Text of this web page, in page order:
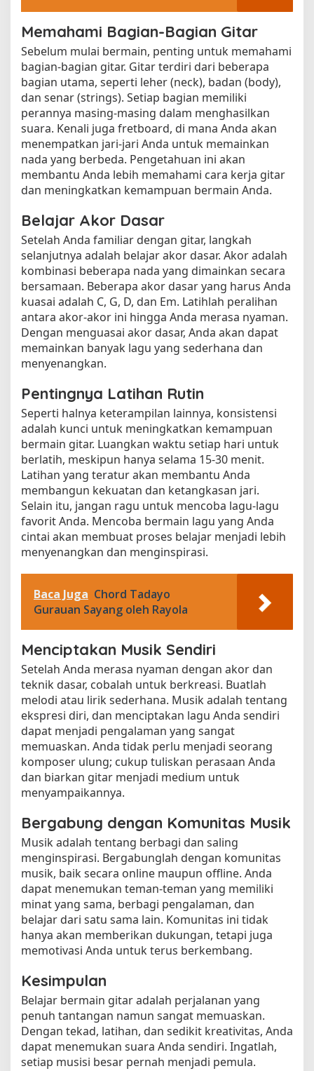
Memahami Bagian-Bagian Gitar
Sebelum mulai bermain, penting untuk memahami
bagian-bagian gitar. Gitar terdiri dari beberapa
bagian utama, seperti leher (neck), badan (body),
dan senar (strings). Setiap bagian memiliki
perannya masing-masing dalam menghasilkan
suara. Kenali juga fretboard, di mana Anda akan
menempatkan jari-jari Anda untuk memainkan
nada yang berbeda. Pengetahuan ini akan
membantu Anda lebih memahami cara kerja gitar
dan meningkatkan kemampuan bermain Anda.
Belajar Akor Dasar
Setelah Anda familiar dengan gitar, langkah
selanjutnya adalah belajar akor dasar. Akor adalah
kombinasi beberapa nada yang dimainkan secara
bersamaan. Beberapa akor dasar yang harus Anda
kuasai adalah C, G, D, dan Em. Latihlah peralihan
antara akor-akor ini hingga Anda merasa nyaman.
Dengan menguasai akor dasar, Anda akan dapat
memainkan banyak lagu yang sederhana dan
menyenangkan.
Pentingnya Latihan Rutin
Seperti halnya keterampilan lainnya, konsistensi
adalah kunci untuk meningkatkan kemampuan
bermain gitar. Luangkan waktu setiap hari untuk
berlatih, meskipun hanya selama 15-30 menit.
Latihan yang teratur akan membantu Anda
membangun kekuatan dan ketangkasan jari.
Selain itu, jangan ragu untuk mencoba lagu-lagu
favorit Anda. Mencoba bermain lagu yang Anda
cintai akan membuat proses belajar menjadi lebih
menyenangkan dan menginspirasi.
Baca Juga Chord Tadayo
Gurauan Sayang oleh Rayola
Menciptakan Musik Sendiri
Setelah Anda merasa nyaman dengan akor dan
teknik dasar, cobalah untuk berkreasi. Buatlah
melodi atau lirik sederhana. Musik adalah tentang
ekspresi diri, dan menciptakan lagu Anda sendiri
dapat menjadi pengalaman yang sangat
memuaskan. Anda tidak perlu menjadi seorang
komposer ulung; cukup tuliskan perasaan Anda
dan biarkan gitar menjadi medium untuk
menyampaikannya.
Bergabung dengan Komunitas Musik
Musik adalah tentang berbagi dan saling
menginspirasi. Bergabunglah dengan komunitas
musik, baik secara online maupun offline. Anda
dapat menemukan teman-teman yang memiliki
minat yang sama, berbagi pengalaman, dan
belajar dari satu sama lain. Komunitas ini tidak
hanya akan memberikan dukungan, tetapi juga
memotivasi Anda untuk terus berkembang.
Kesimpulan
Belajar bermain gitar adalah perjalanan yang
penuh tantangan namun sangat memuaskan.
Dengan tekad, latihan, dan sedikit kreativitas, Anda
dapat menemukan suara Anda sendiri. Ingatlah,
setiap musisi besar pernah menjadi pemula.